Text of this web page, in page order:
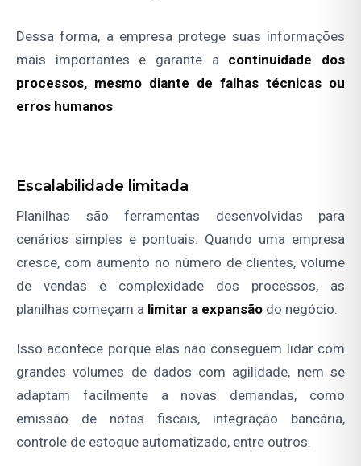
Dessa forma, a empresa protege suas informações
mais importantes e garante a continuidade dos
processos, mesmo diante de falhas técnicas ou
erros humanos.
Escalabilidade limitada
Planilhas são ferramentas desenvolvidas para
cenários simples e pontuais. Quando uma empresa
cresce, com aumento no número de clientes, volume
de vendas e complexidade dos processos, as
planilhas começam a limitar a expansão do negócio.
Isso acontece porque elas não conseguem lidar com
grandes volumes de dados com agilidade, nem se
adaptam facilmente a novas demandas, como
emissão de notas fiscais, integração bancária,
controle de estoque automatizado, entre outros.